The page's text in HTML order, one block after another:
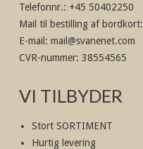
Telefonnr.: +45 50402250
Mail til bestilling af bordkort:
E-mail: mail@svanenet.com
CVR-nummer: 38554565
VI TILBYDER
Stort SORTIMENT
Hurtig levering